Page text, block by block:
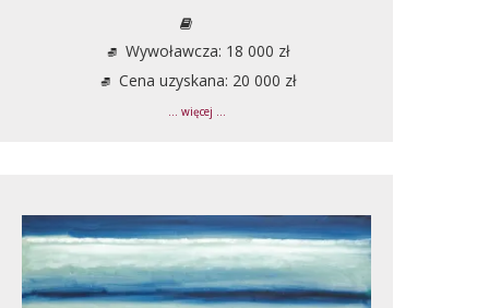
Wywoławcza: 18 000 zł
Cena uzyskana: 20 000 zł
... więcej ...